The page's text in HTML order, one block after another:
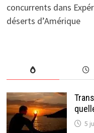
concurrents dans
déserts d’Amérique
5